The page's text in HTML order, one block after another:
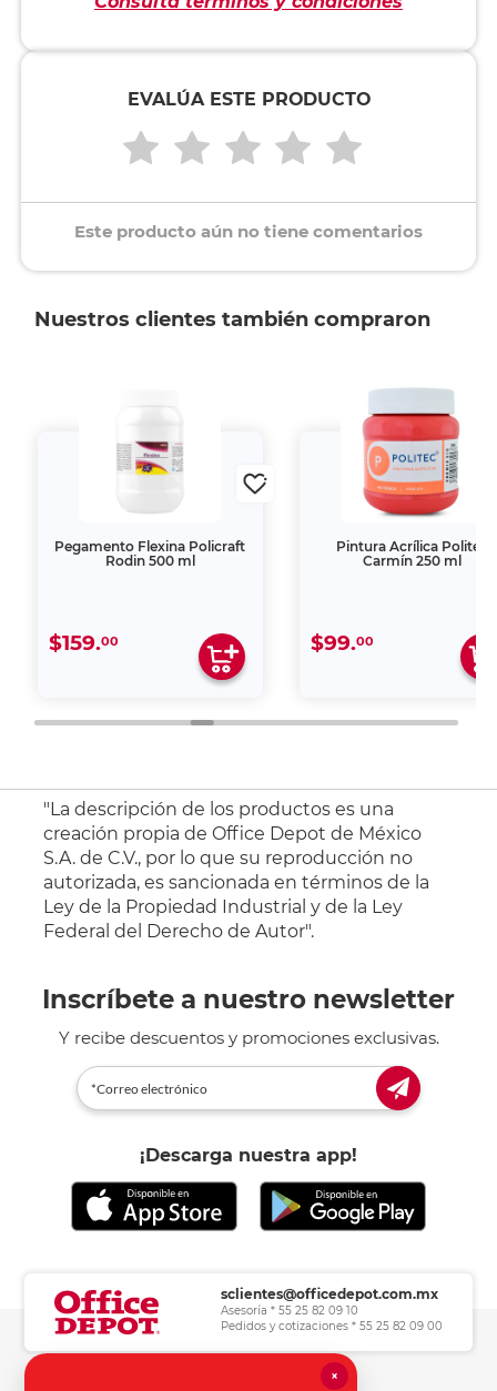
EVALÚA ESTE PRODUCTO
Este producto aún no tiene comentarios
Nuestros clientes también compraron
Pegamento Flexina Policraft
Rodin 500 ml
$159.00
Pintura Acrílica Politec
Carmín 250 ml
$99.00
"La descripción de los productos es una
creación propia de Office Depot de México
S.A. de C.V., por lo que su reproducción no
autorizada, es sancionada en términos de la
Ley de la Propiedad Industrial y de la Ley
Federal del Derecho de Autor".
Inscríbete a nuestro newsletter
Y recibe descuentos y promociones exclusivas.
¡Descarga nuestra app!
sclientes@officedepot.com.mx
Asesoría * 55 25 82 09 10
Pedidos y cotizaciones * 55 25 82 09 00
×